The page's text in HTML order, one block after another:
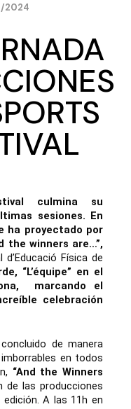
2024
culmina su
sesiones. En
ha proyectado por
the winners are…”,
Física de
“L’équipe” en el
marcando el
celebración
de manera
en todos
“And the Winners
de las producciones
A las 11h en